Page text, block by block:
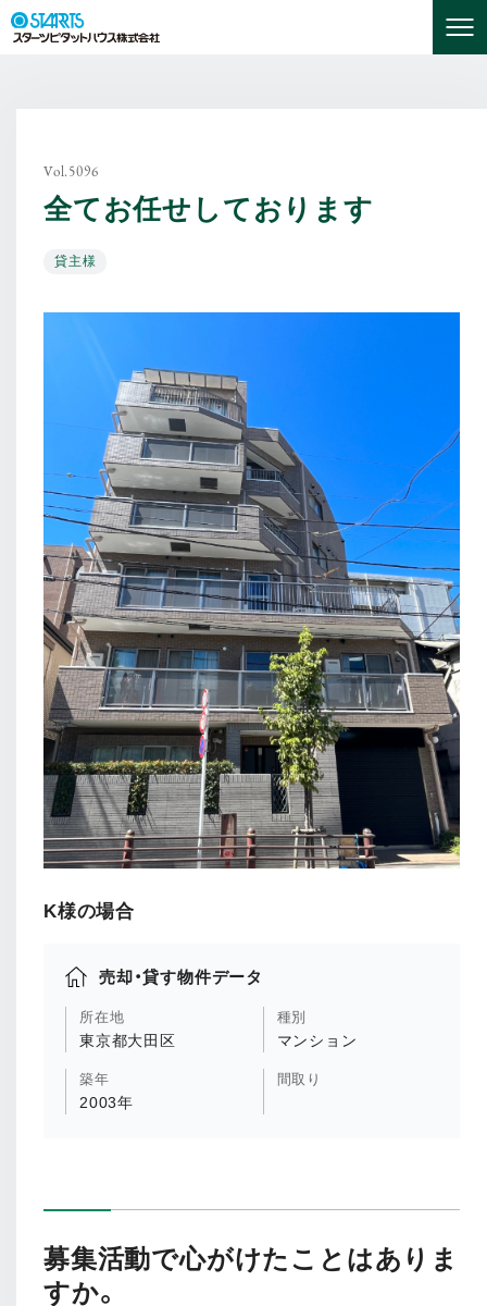
Vol.5096
全てお任せしております
貸主様
K様の場合
売却・貸す物件データ
所在地
東京都大田区
種別
マンション
築年
2003年
間取り
募集活動で心がけたことはありま
すか。